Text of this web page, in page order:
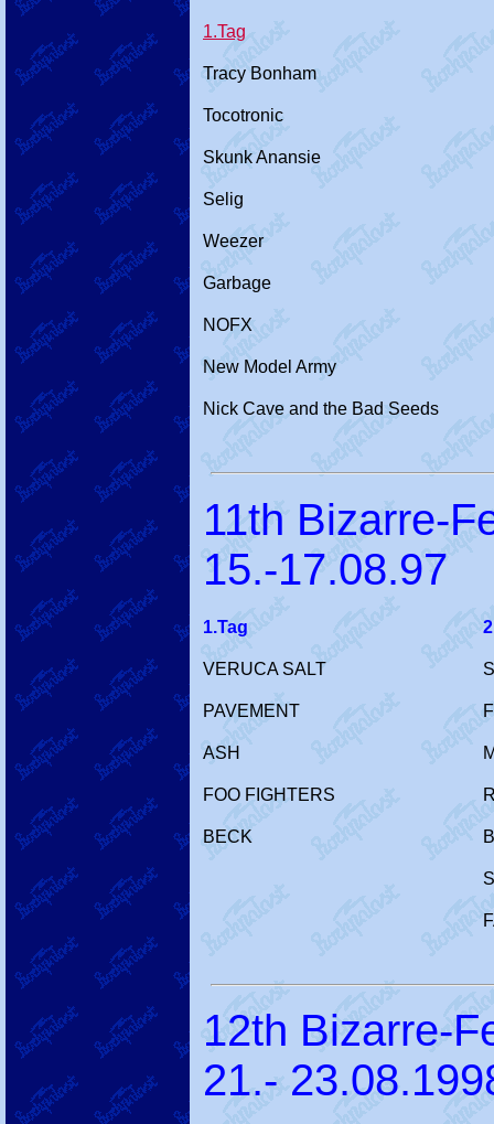
1.Tag
Tracy Bonham
Tocotronic
Skunk Anansie
Selig
Weezer
Garbage
NOFX
New Model Army
Nick Cave and the Bad Seeds
11th Bizarre-
15.-17.08.97
1.Tag
VERUCA SALT
PAVEMENT
ASH
FOO FIGHTERS
BECK
12th Bizarre-
21.-